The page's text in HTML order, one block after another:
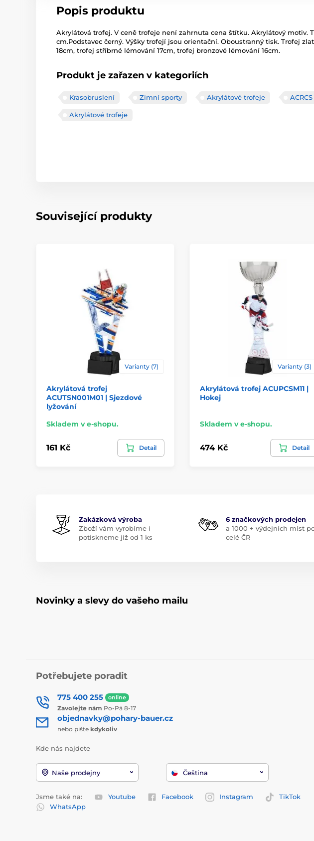
Popis produktu
Akrylátová trofej. V ceně trofeje není zahrnuta cena štítku. Akrylátový motiv.
cm.Podstavec černý. Výšky trofejí jsou orientační. Oboustranný tisk. Trofej
18cm, trofej stříbrné lémování 17cm, trofej bronzové lémování 16cm.
Produkt je zařazen v kategoriích
Krasobruslení Zimní sporty Akrylátové trofeje ACRCS
Akrylátové trofeje
Související produkty
Varianty (7)
Akrylátová trofej
ACUTSN001M01 | Sjezdové
lyžování
Skladem v e-shopu.
161 Kč Detail
Varianty (3)
Akrylátová trofej ACUPCSM11 |
Hokej
Skladem v e-shopu.
474 Kč Detail
Zakázková výroba
Zboží vám vyrobíme i
potiskneme již od 1 ks
6 značkových prodejen
a 1000 + výdejních míst
celé ČR
Novinky a slevy do vašeho mailu
Potřebujete poradit
775 400 255 online
Zavolejte nám Po-Pá 8-17
objednavky@pohary-bauer.cz
nebo pište kdykoliv
Kde nás najdete
Naše prodejny Čeština
Jsme také na: Youtube Facebook Instagram
TikTok
WhatsApp